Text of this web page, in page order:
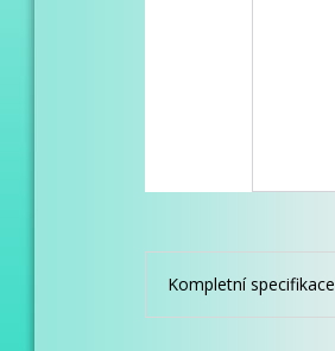
Kompletní specifikace